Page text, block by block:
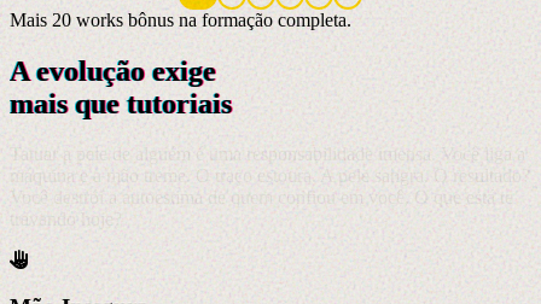
Mais 20 works bônus na formação completa.
A evolução exige
mais que tutoriais
Tatuar a pele de alguém é uma responsabilidade imensa. Você liga a
máquina e a mão treme. O traço estoura. A pele sangra. O resultado?
Você destrói a autoestima de quem confiou em você. O que está te
travando hoje?